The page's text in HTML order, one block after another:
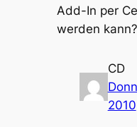
Add-In per
werden kann?
CD
2010